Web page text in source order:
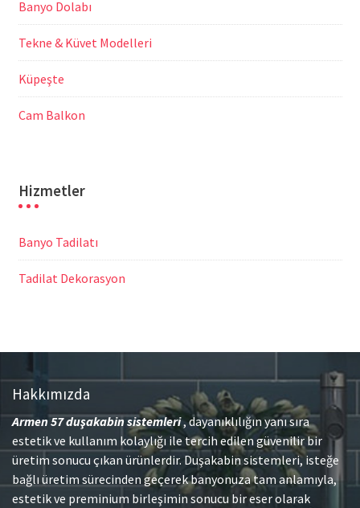
Banyo Dolabı
Tekne & Küvet Modelleri
Küpeşte
Cam Balkon
Hizmetler
Banyo Tadilatı
Tadilat Dekorasyon
Hakkımızda
Armen 57duşakabin sistemleri, dayanıklılığın yanı sıra
estetik ve kullanım kolaylığı ile tercih edilen güvenilir bir
üretim sonucu çıkan ürünlerdir. Duşakabin sistemleri, isteğe
bağlı üretim sürecinden geçerek banyonuza tam anlamıyla,
estetik ve preminium birleşimin sonucu bir eser olarak